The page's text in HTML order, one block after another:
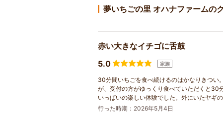
夢いちごの里 オハナファームの
赤い大きなイチゴに舌鼓
5.0
家族
30分間いちごを食べ続けるのはかなりきつい。
が、受付の方がゆっくり食べていただくと30
いっぱいの楽しい体験でした。外にいたヤギ
行った時期：2026年5月4日